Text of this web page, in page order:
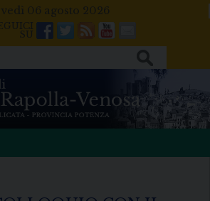
06 agosto 2026
Facebook
Twitter
FeedsYoutube
Mail